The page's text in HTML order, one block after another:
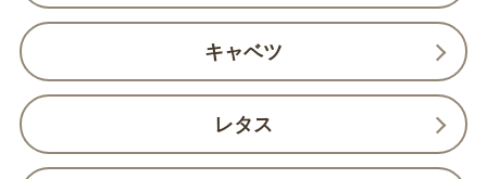
キャベツ
レタス